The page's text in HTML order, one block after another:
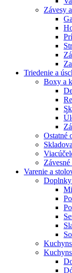
Závesy
Triedenie a
Boxy a
Ostatné
Varenie a